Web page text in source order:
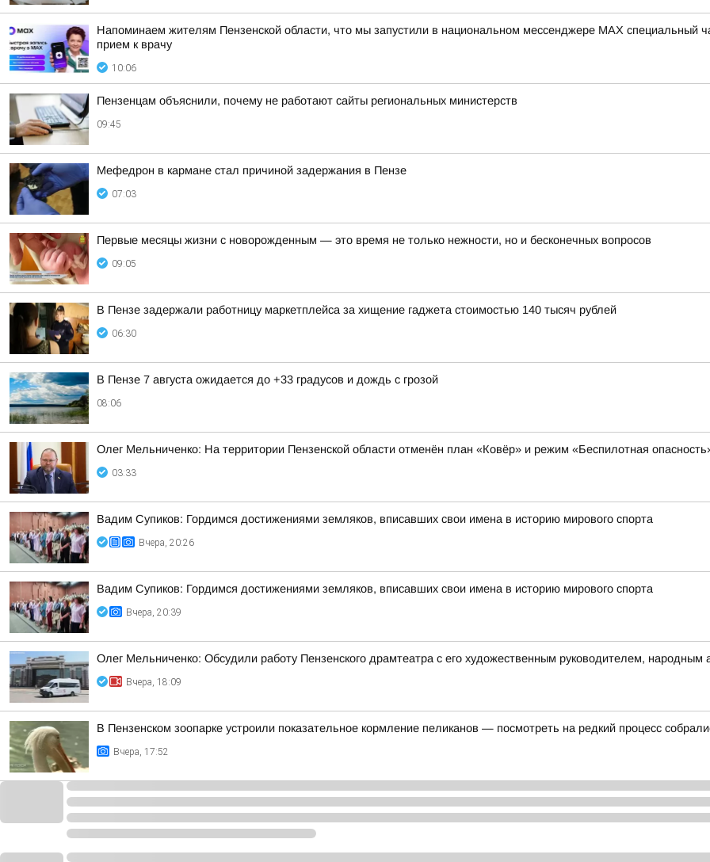
Напоминаем жителям Пензенской области, что мы запустили в национальном мессенджере МАХ специальный
прием к врачу
10:06
Пензенцам объяснили, почему не работают сайты региональных министерств
09:45
Мефедрон в кармане стал причиной задержания в Пензе
07:03
Первые месяцы жизни с новорожденным — это время не только нежности, но и бесконечных вопросов
09:05
В Пензе задержали работницу маркетплейса за хищение гаджета стоимостью 140 тысяч рублей
06:30
В Пензе 7 августа ожидается до +33 градусов и дождь с грозой
08:06
Олег Мельниченко: На территории Пензенской области отменён план «Ковёр» и режим «Беспилотная
03:33
Вадим Супиков: Гордимся достижениями земляков, вписавших свои имена в историю мирового спорта
Вчера, 20:26
Вадим Супиков: Гордимся достижениями земляков, вписавших свои имена в историю мирового спорта
Вчера, 20:39
Олег Мельниченко: Обсудили работу Пензенского драмтеатра с его художественным руководителем,
Вчера, 18:09
В Пензенском зоопарке устроили показательное кормление пеликанов — посмотреть на редкий процесс
Вчера, 17:52